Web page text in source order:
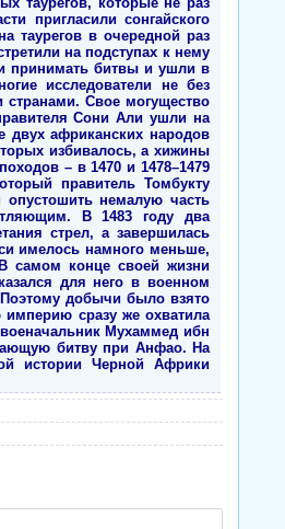
пригласили сонгайского
таурегов в очередной раз
на подступах к нему
принимать битвы и ушли в
исследователи не без
Свое могущество
Сони Али ушли на
двух африканских народов
избивалось, а хижины
– в 1470 и 1478–1479
правитель Томбукту
немалую часть
В 1483 году два
стрел, а завершилась
имелось намного меньше,
самом конце своей жизни
для него в военном
добычи было взято
сразу же охватила
Мухаммед ибн
битву при Анфао. На
истории Черной Африки